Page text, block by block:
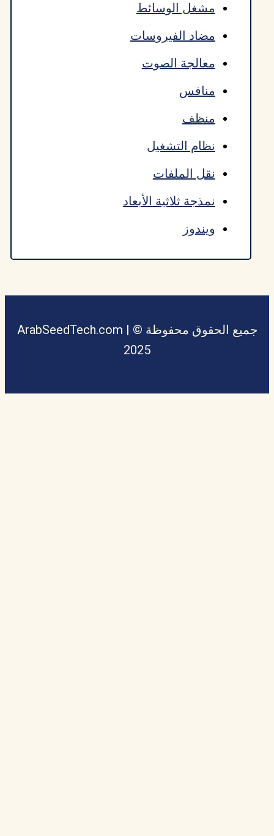
مشغل الوسائط
مضاد الفيروسات
معالجة الصوت
نظام التشغيل
نقل الملفات
نمذجة ثلاثية الأبعاد
جميع الحقوق محفوظة © ArabSeedTech.com |